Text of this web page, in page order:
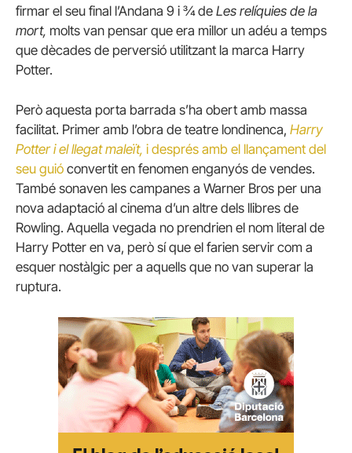
firmar el seu final l’Andana 9 i ¾ de Les relíquies de la
mort, molts van pensar que era millor un adéu a temps
que dècades de perversió utilitzant la marca Harry
Potter.
Però aquesta porta barrada s’ha obert amb massa
facilitat. Primer amb l’obra de teatre londinenca, Harry
Potter i el llegat maleït, i després amb el llançament del
seu guió convertit en fenomen enganyós de vendes.
També sonaven les campanes a Warner Bros per una
nova adaptació al cinema d’un altre dels llibres de
Rowling. Aquella vegada no prendrien el nom literal de
Harry Potter en va, però sí que el farien servir com a
esquer nostàlgic per a aquells que no van superar la
ruptura.